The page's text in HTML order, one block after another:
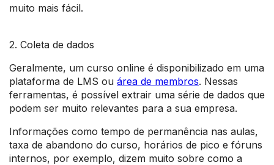
muito mais fácil.
2. Coleta de dados
Geralmente, um curso online é disponibilizado em uma
plataforma de LMS ou área de membros. Nessas
ferramentas, é possível extrair uma série de dados que
podem ser muito relevantes para a sua empresa.
Informações como tempo de permanência nas aulas,
taxa de abandono do curso, horários de pico e fóruns
internos, por exemplo, dizem muito sobre como a